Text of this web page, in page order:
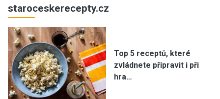
staroceskerecepty.cz
Top 5 receptů, které
zvládnete připravit i při
hra…